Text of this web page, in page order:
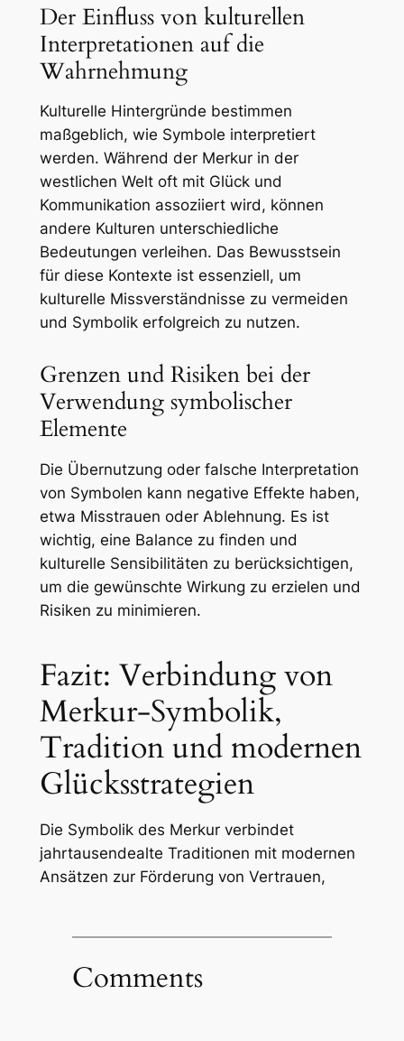
Der Einfluss von kulturellen
Interpretationen auf die
Wahrnehmung
Kulturelle Hintergründe bestimmen
maßgeblich, wie Symbole interpretiert
werden. Während der Merkur in der
westlichen Welt oft mit Glück und
Kommunikation assoziiert wird, können
andere Kulturen unterschiedliche
Bedeutungen verleihen. Das Bewusstsein
für diese Kontexte ist essenziell, um
kulturelle Missverständnisse zu vermeiden
und Symbolik erfolgreich zu nutzen.
Grenzen und Risiken bei der
Verwendung symbolischer
Elemente
Die Übernutzung oder falsche Interpretation
von Symbolen kann negative Effekte haben,
etwa Misstrauen oder Ablehnung. Es ist
wichtig, eine Balance zu finden und
kulturelle Sensibilitäten zu berücksichtigen,
um die gewünschte Wirkung zu erzielen und
Risiken zu minimieren.
Fazit: Verbindung von
Merkur-Symbolik,
Tradition und modernen
Glücksstrategien
Die Symbolik des Merkur verbindet
jahrtausendealte Traditionen mit modernen
Ansätzen zur Förderung von Vertrauen,
Comments